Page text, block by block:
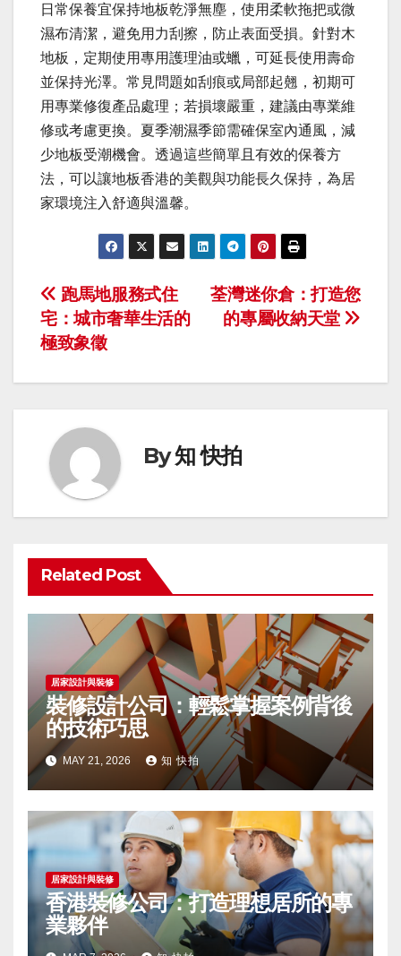
日常保養宜保持地板乾淨無塵，使用柔軟拖把或微
濕布清潔，避免用力刮擦，防止表面受損。針對木
地板，定期使用專用護理油或蠟，可延長使用壽命
並保持光澤。常見問題如刮痕或局部起翹，初期可
用專業修復產品處理；若損壞嚴重，建議由專業維
修或考慮更換。夏季潮濕季節需確保室內通風，減
少地板受潮機會。透過這些簡單且有效的保養方
法，可以讓地板香港的美觀與功能長久保持，為居
家環境注入舒適與溫馨。
Post
navigation
荃灣迷你倉：打造您
的專屬收納天堂
跑馬地服務式住
宅：城市奢華生活的
極致象徵
By知 快拍
Related Post
居家設計與裝修
裝修設計公司：輕鬆掌握案例背後
的技術巧思
MAY 21, 2026 知 快拍
居家設計與裝修
香港裝修公司：打造理想居所的專
業夥伴